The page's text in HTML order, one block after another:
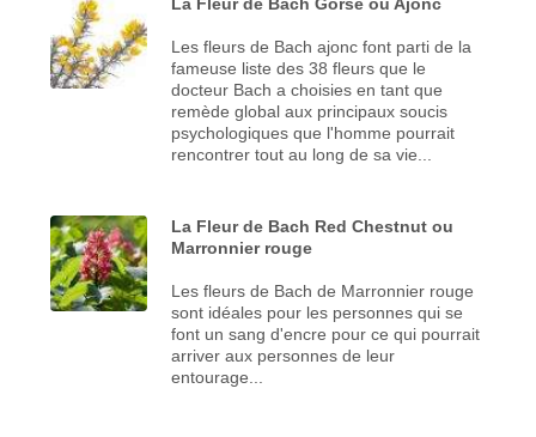
Les fleurs de Bach ajonc font parti de la
fameuse liste des 38 fleurs que le
docteur Bach a choisies en tant que
remède global aux principaux soucis
psychologiques que l'homme pourrait
rencontrer tout au long de sa vie...
La Fleur de Bach Red Chestnut ou
Marronnier rouge
Les fleurs de Bach de Marronnier rouge
sont idéales pour les personnes qui se
font un sang d'encre pour ce qui pourrait
arriver aux personnes de leur
entourage...